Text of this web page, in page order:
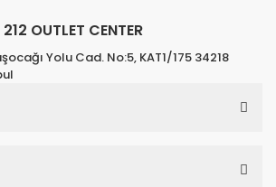
212 OUTLET CENTER
Yolu Cad. No:5, KAT1/175 34218